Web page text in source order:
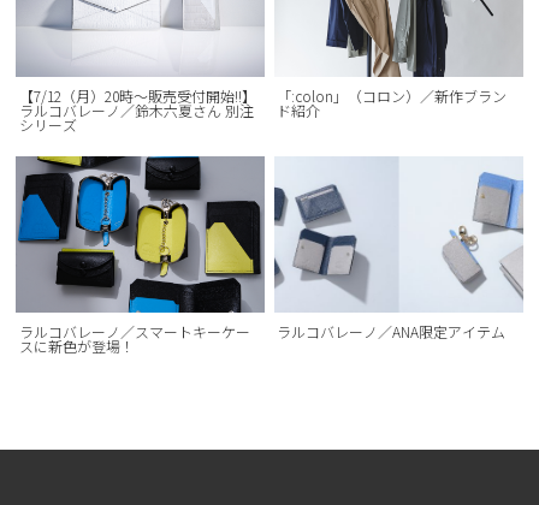
【7/12（月）20時～販売受付開始!!】
ラルコバレーノ／鈴木六夏さん 別注
シリーズ
「:colon」（コロン）／新作ブラン
ド紹介
ラルコバレーノ／スマートキーケー
スに新色が登場！
ラルコバレーノ／ANA限定アイテム